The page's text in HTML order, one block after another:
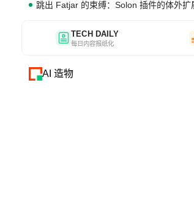
跳出 Fatjar 的束缚：Solon 插件的体外扩
TECH DAILY
每日内容报纸化
AI 造物